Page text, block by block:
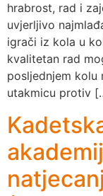
hrabrost, rad i
uvjerljivo
igrači iz kola u
kvalitetan rad
posljednjem kolu
utakmicu protiv